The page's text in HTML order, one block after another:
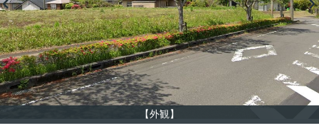
【外観】